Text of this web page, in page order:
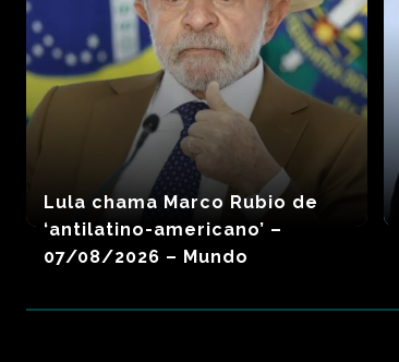
Lula chama Marco Rubio de
‘antilatino-americano’ –
07/08/2026 – Mundo